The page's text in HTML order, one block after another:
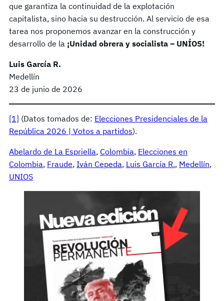
que garantiza la continuidad de la explotación
capitalista, sino hacia su destrucción. Al servicio de esa
tarea nos proponemos avanzar en la construcción y
desarrollo de la ¡Unidad obrera y socialista – UNÍOS!
Luis García R.
Medellín
23 de junio de 2026
[1] (Datos tomados de: Elecciones Presidenciales de la
República 2026 | Votos a partidos).
Abelardo de La Espriella, Colombia, Elecciones en
Colombia, Fraude, Iván Cepeda, Luis García R., Medellín
UNIOS